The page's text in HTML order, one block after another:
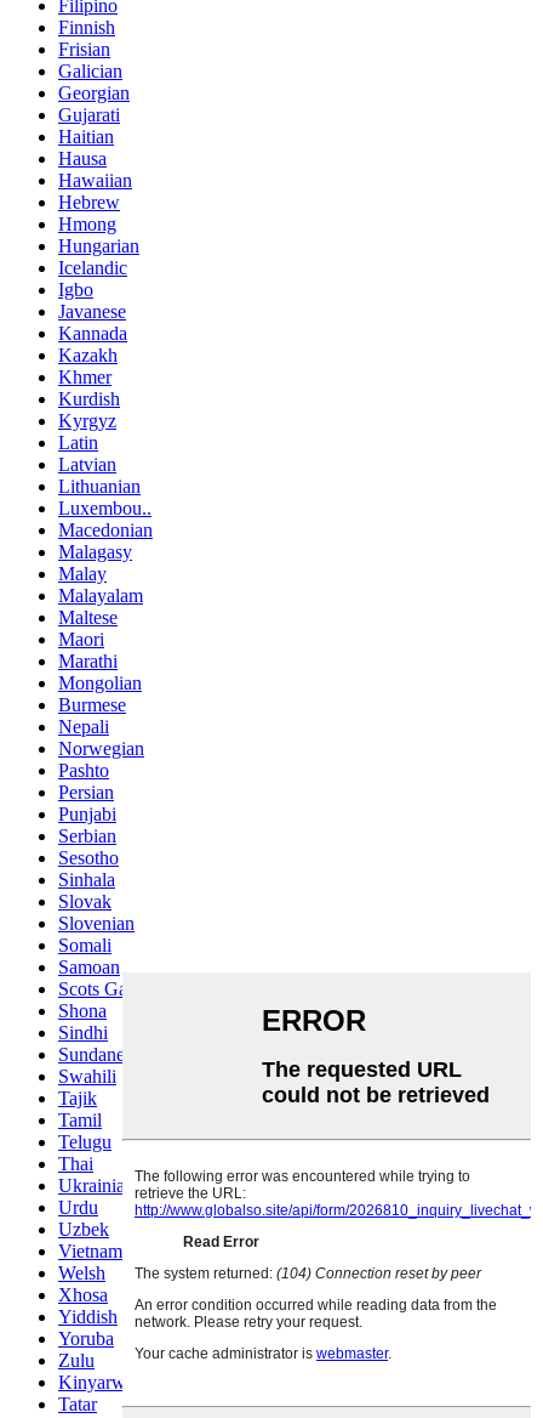
Filipino
Finnish
Frisian
Galician
Georgian
Gujarati
Haitian
Hausa
Hawaiian
Hebrew
Hmong
Hungarian
Icelandic
Igbo
Javanese
Kannada
Kazakh
Khmer
Kurdish
Kyrgyz
Latin
Latvian
Lithuanian
Luxembou..
Macedonian
Malagasy
Malay
Malayalam
Maltese
Maori
Marathi
Mongolian
Burmese
Nepali
Norwegian
Pashto
Persian
Punjabi
Serbian
Sesotho
Sinhala
Slovak
Slovenian
Somali
Samoan
Scots Gaelic
Shona
Sindhi
Sundanese
Swahili
Tajik
Tamil
Telugu
Thai
Ukrainian
Urdu
Uzbek
Vietnamese
Welsh
Xhosa
Yiddish
Yoruba
Zulu
Kinyarwanda
Tatar